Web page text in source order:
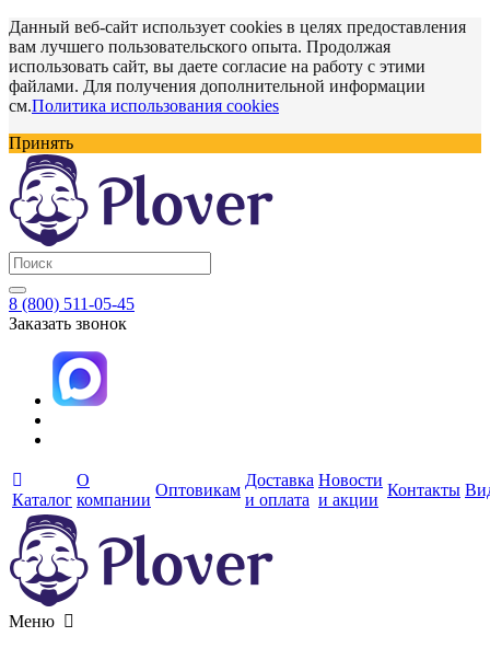
Данный веб-сайт использует cookies в целях предоставления
вам лучшего пользовательского опыта. Продолжая
использовать сайт, вы даете согласие на работу с этими
файлами. Для получения дополнительной информации
см.Политика использования cookies
Принять
8 (800) 511-05-45
Заказать звонок
Каталог
О
компании
Оптовикам
Доставка
и оплата
Новости
и акции
Контакты
Меню